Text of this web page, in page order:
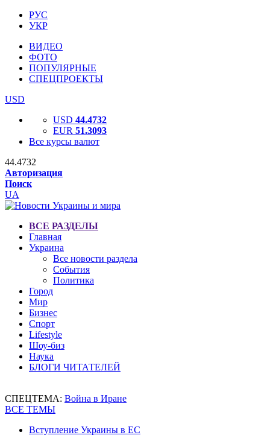
РУС
УКР
ВИДЕО
ФОТО
ПОПУЛЯРНЫЕ
СПЕЦПРОЕКТЫ
USD
USD 44.4732
EUR 51.3093
Все курсы валют
44.4732
Авторизация
Поиск
UA
ВСЕ РАЗДЕЛЫ
Главная
Украина
Все новости раздела
События
Политика
Город
Мир
Бизнес
Спорт
Lifestyle
Шоу-биз
Наука
БЛОГИ ЧИТАТЕЛЕЙ
СПЕЦТЕМА: Война в Иране
ВСЕ ТЕМЫ
Вступление Украины в ЕС